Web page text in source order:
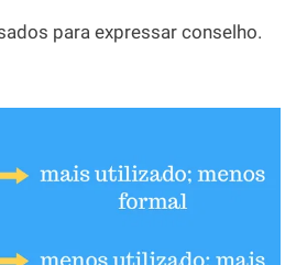
para expressar conselho.